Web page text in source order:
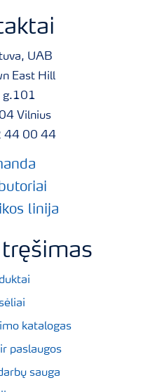
UAB
East Hill
g.101
Vilnius
44 00 44
linija
katalogas
paslaugos
sauga